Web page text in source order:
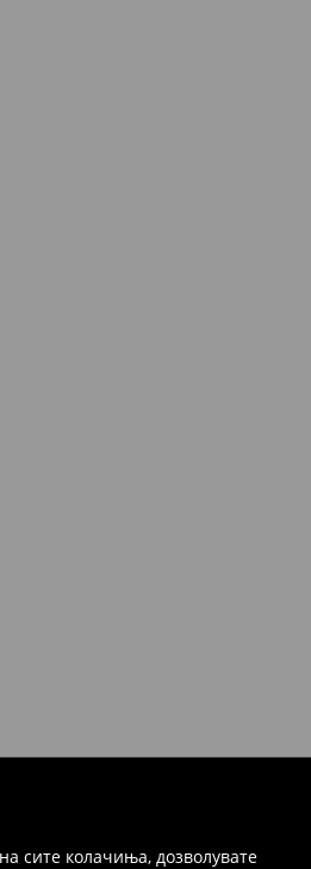
сите колачиња, дозволувате